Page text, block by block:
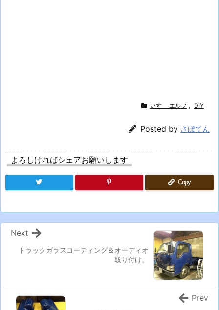
いすゞ エルフ , DIY
Posted by さぼてん
よろしければシェアお願いします
Copy
トラックガラスコーティング＆オーディオ
取り付け。
Next
Prev